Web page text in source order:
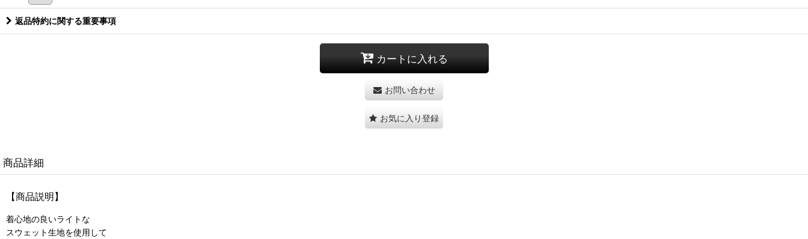
返品特約に関する重要事項
カートに入れる
お問い合わせ
お気に入り登録
商品詳細
【商品説明】
着心地の良いライトな
スウェット生地を使用して